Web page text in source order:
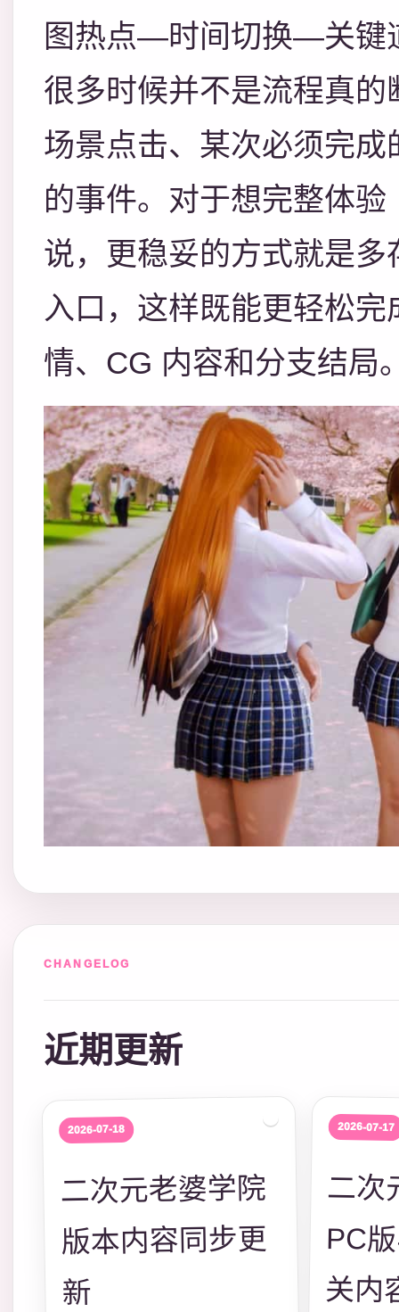
图热点—时间切换—关键
很多时候并不是流程真
场景点击、某次必须完
的事件。对于想完整体
说，更稳妥的方式就是
入口，这样既能更轻松
情、CG 内容和分支结局
CHANGELOG
近期更新
2026-07-18
二次元老婆学院
版本内容同步更
新
2026-07-17
二次
PC
关内